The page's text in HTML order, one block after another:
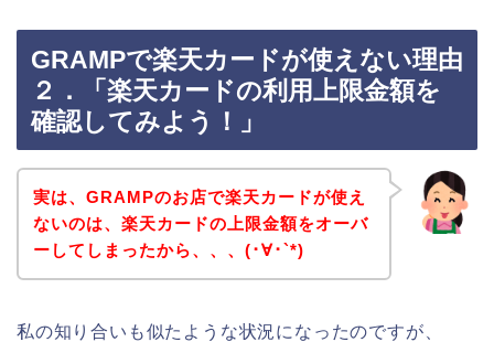
GRAMPで楽天カードが使えない理由
２．「楽天カードの利用上限金額を
確認してみよう！」
実は、GRAMPのお店で楽天カードが使え
ないのは、楽天カードの上限金額をオーバ
ーしてしまったから、、、(･∀･`*)
私の知り合いも似たような状況になったのですが、